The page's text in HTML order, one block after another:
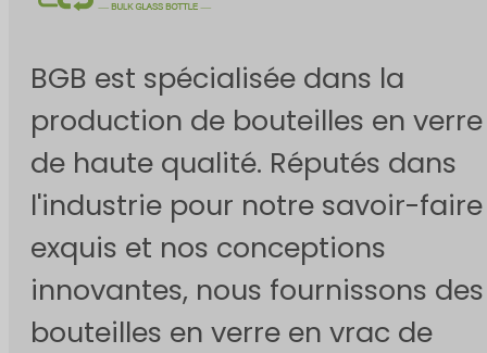
BGB est spécialisée dans la
production de bouteilles en verre
de haute qualité. Réputés dans
l'industrie pour notre savoir-faire
exquis et nos conceptions
innovantes, nous fournissons des
bouteilles en verre en vrac de